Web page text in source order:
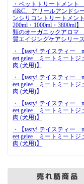
・ペットトリートメン
el&C。アリールアンドシ
ンシリコントリートメン
200ml・1000ml・3800ml
類のオーガニックアロマ
質エイジングケアシリー
・【tasty! テイスティー
eet gelee ミートミートジ
肉 (犬用)】
・【tasty! テイスティー
eet gelee ミートミートジ
肉 (犬用)】
・【tasty! テイスティー
eet gelee ミートミートジ
肉 (犬用)】
・【tasty! テイスティー
eet gelee ミートミートジ
肉 (犬用)】